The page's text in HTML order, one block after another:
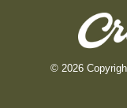
© 2026